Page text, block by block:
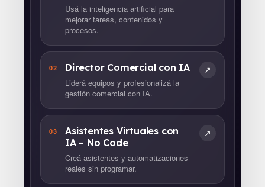
Usá la inteligencia artificial para
mejorar tareas, contenidos y
procesos.
02 Director Comercial con IA
Liderá equipos y profesionalizá la
gestión comercial con IA.
↗
03
Asistentes Virtuales con
IA – No Code
Creá asistentes y automatizaciones
reales sin programar.
↗